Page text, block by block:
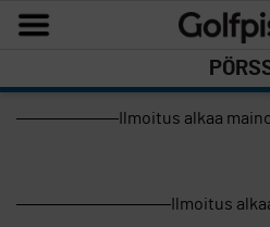
Ilmoitus alkaa
Ilmoitus